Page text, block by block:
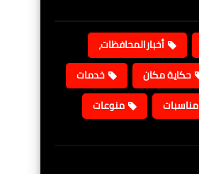
أخبارالمحافظات،
حكاية مكان
خدمات
مناسبات منوعات